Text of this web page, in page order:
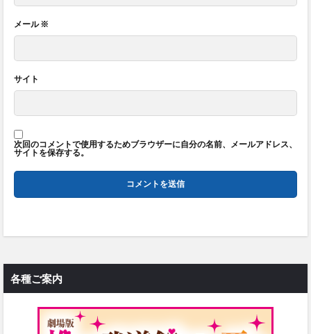
メール※
サイト
次回のコメントで使用するためブラウザーに自分の名前、メールアドレス、
サイトを保存する。
各種ご案内